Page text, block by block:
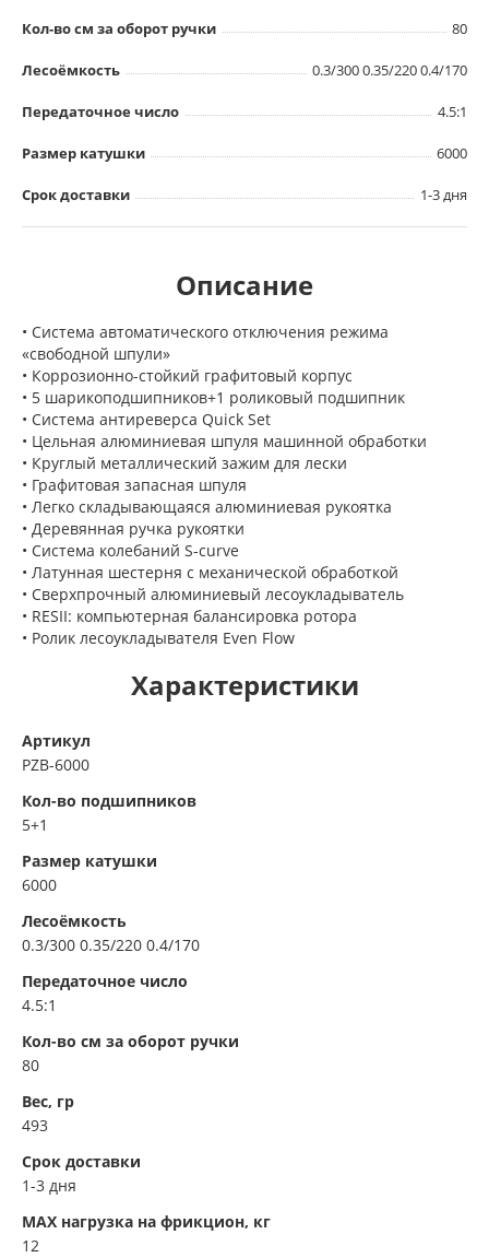
Кол-во см за оборот ручки 80
Лесоёмкость 0.3/300 0.35/220 0.4/170
Передаточное число 4.5:1
Размер катушки 6000
Срок доставки 1-3 дня
Описание
• Система автоматического отключения режима
«свободной шпули»
• Коррозионно-стойкий графитовый корпус
• 5 шарикоподшипников+1 роликовый подшипник
• Система антиреверса Quick Set
• Цельная алюминиевая шпуля машинной обработки
• Круглый металлический зажим для лески
• Графитовая запасная шпуля
• Легко складывающаяся алюминиевая рукоятка
• Деревянная ручка рукоятки
• Система колебаний S-curve
• Латунная шестерня с механической обработкой
• Сверхпрочный алюминиевый лесоукладыватель
• RESII: компьютерная балансировка ротора
• Ролик лесоукладывателя Even Flow
Характеристики
Артикул
PZB-6000
Кол-во подшипников
5+1
Размер катушки
6000
Лесоёмкость
0.3/300 0.35/220 0.4/170
Передаточное число
4.5:1
Кол-во см за оборот ручки
80
Вес, гр
493
Срок доставки
1-3 дня
MAX нагрузка на фрикцион, кг
12